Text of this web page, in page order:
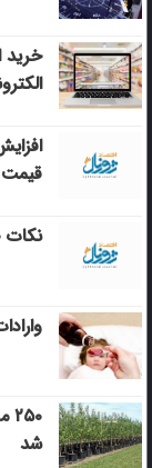
خرید
قیمت
نکات
شد